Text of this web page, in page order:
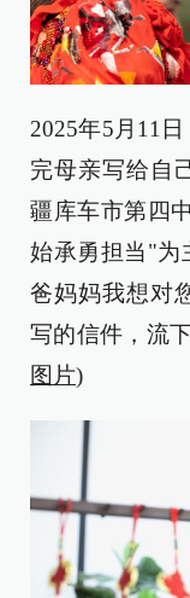
2025年5月11
完母亲写给自
疆库车市第四
始承勇担当"为
爸妈妈我想对
写的信件，流
图片)